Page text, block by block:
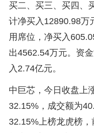
买二、买三、买四、
计净买入12890.98万
用席位，净买入
出4562.54万元。资
入2.74亿元。
中巨芯，今日收盘上
32.15%，成交额为
32.15%上榜龙虎榜